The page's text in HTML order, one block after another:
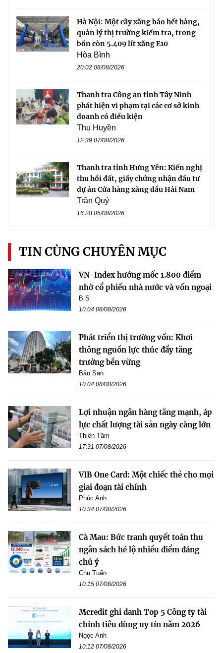
Hà Nội: Một cây xăng báo hết hàng,
quản lý thị trường kiểm tra, trong
bồn còn 5.409 lít xăng E10
Hòa Bình
20:02 08/08/2026
Thanh tra Công an tỉnh Tây Ninh
phát hiện vi phạm tại các cơ sở kinh
doanh có điều kiện
Thu Huyền
12:39 07/08/2026
Thanh tra tỉnh Hưng Yên: Kiến nghị
thu hồi đất, giấy chứng nhận đầu tư
dự án Cửa hàng xăng dầu Hải Nam
Trần Quý
16:28 05/08/2026
TIN CÙNG CHUYÊN MỤC
VN-Index hướng mốc 1.800 điểm
nhờ cổ phiếu nhà nước và vốn ngoại
B.S
10:04 08/08/2026
Phát triển thị trường vốn: Khơi
thông nguồn lực thúc đẩy tăng
trưởng bền vững
Bảo San
10:04 08/08/2026
Lợi nhuận ngân hàng tăng mạnh, áp
lực chất lượng tài sản ngày càng lớn
Thiên Tâm
17:31 07/08/2026
VIB One Card: Một chiếc thẻ cho mọi
giai đoạn tài chính
Phúc Anh
10:34 07/08/2026
Cà Mau: Bức tranh quyết toán thu
ngân sách hé lộ nhiều điểm đáng
chú ý
Chu Tuấn
10:15 07/08/2026
Mcredit ghi danh Top 5 Công ty tài
chính tiêu dùng uy tín năm 2026
Ngọc Anh
10:12 07/08/2026